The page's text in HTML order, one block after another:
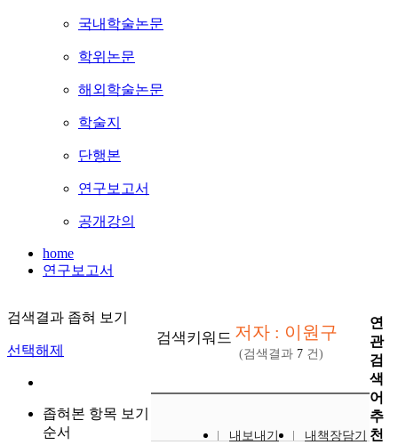
국내학술논문
학위논문
해외학술논문
학술지
단행본
연구보고서
공개강의
home
연구보고서
검색결과 좁혀 보기
선택해제
좁혀본 항목 보기
순서
검색키워드 저자 : 이원구
(검색결과 7 건)
내보내기
내책장담기
연
관
검
색
어
추
천